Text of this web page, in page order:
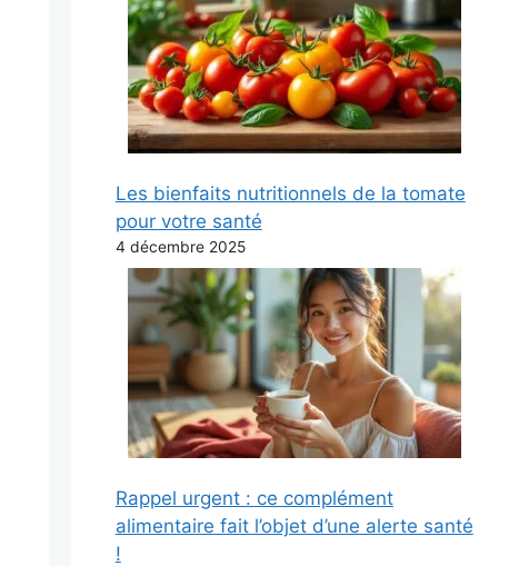
Les bienfaits nutritionnels de la tomate
pour votre santé
4 décembre 2025
Rappel urgent : ce complément
alimentaire fait l’objet d’une alerte santé
!